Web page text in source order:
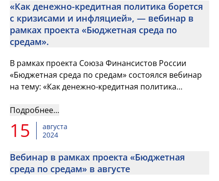
«Как денежно-кредитная политика борется
с кризисами и инфляцией», — вебинар в
рамках проекта «Бюджетная среда по
средам».
В рамках проекта Союза Финансистов России
«Бюджетная среда по средам» состоялся вебинар
на тему: «Как денежно-кредитная политика
Подробнее…
15
августа
2024
Вебинар в рамках проекта «Бюджетная
среда по средам» в августе